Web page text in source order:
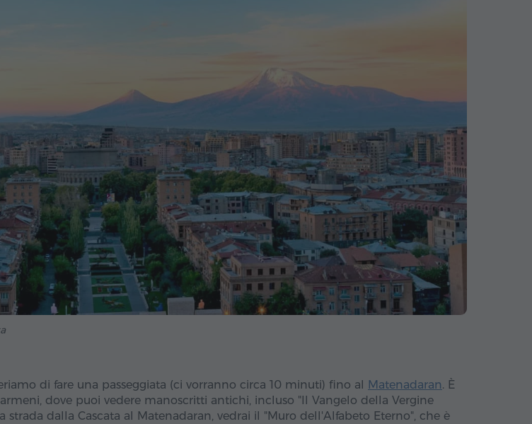
di fare una passeggiata (ci vorranno circa 10 minuti) fino al Matenadaran. È
dove puoi vedere manoscritti antichi, incluso "Il Vangelo della Vergine
strada dalla Cascata al Matenadaran, vedrai il "Muro dell'Alfabeto Eterno", che è